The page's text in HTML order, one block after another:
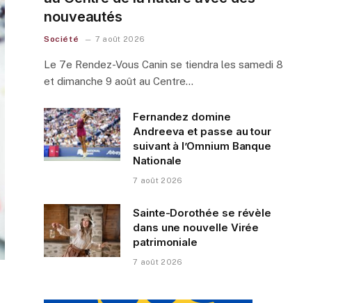
nouveautés
Société 7 août 2026
Le 7e Rendez-Vous Canin se tiendra les samedi 8
et dimanche 9 août au Centre…
Fernandez domine
Andreeva et passe au tour
suivant à l’Omnium Banque
Nationale
7 août 2026
Sainte-Dorothée se révèle
dans une nouvelle Virée
patrimoniale
7 août 2026